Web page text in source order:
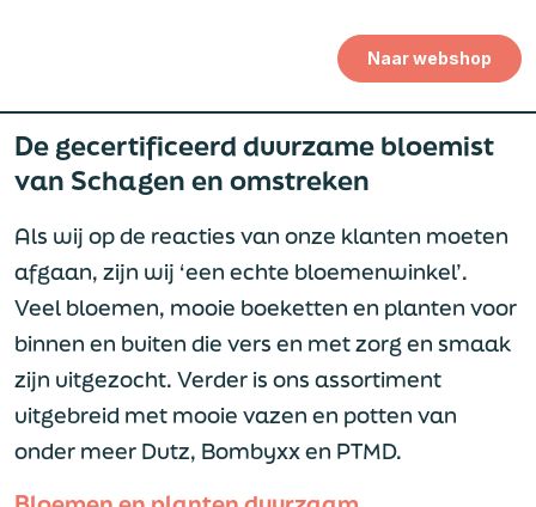
Naar webshop
De gecertificeerd duurzame bloemist
van Schagen en omstreken
Als wij op de reacties van onze klanten moeten
afgaan, zijn wij ‘een echte bloemenwinkel’.
Veel bloemen, mooie boeketten en planten voor
binnen en buiten die vers en met zorg en smaak
zijn uitgezocht. Verder is ons assortiment
uitgebreid met mooie vazen en potten van
onder meer Dutz, Bombyxx en PTMD.